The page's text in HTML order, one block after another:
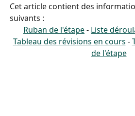
Cet article contient des
suivants :
Ruban de l'étape - Liste
Tableau des révisions en cours -
de l'étape